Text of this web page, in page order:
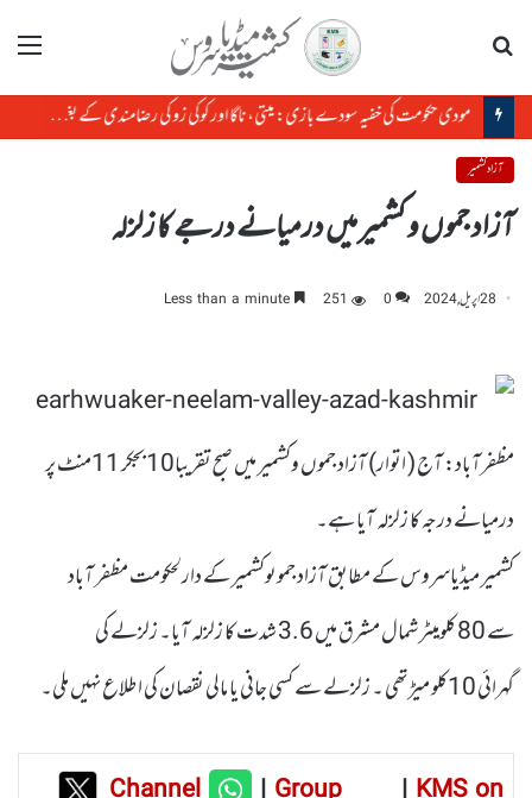
مینو
مودی حکومت کی خفیہ سودے بازی: میتی، ناگا اور کوکی زو کی رضامندی کے بغیر منی پور کی زمین کا سودا
آزاد کشمیر
آزاد جموں و کشمیر میں درمیانے درجے کا زلزلہ
28 اپریل, 2024 0
251
مظفرآباد: آج ( اتوار) آزاد جموں وکشمیر میں صبح تقریبا10 بجکر 11منٹ پر
درمیانے درجہ کا زلزلہ آیا ہے۔
کشمیر میڈیاسروس کے مطابق آزاد جموںوکشمیر کے دارلحکومت مظفر آباد
سے 80 کلومیٹر شمال مشرق میں 3.6 شدت کا زلزلہ آیا۔ زلزلے کی
گہرائی 10کلو میڑ تھی ۔ زلزلے سے کسی جانی یا مالی نقصان کی اطلاع نہیں ملی۔